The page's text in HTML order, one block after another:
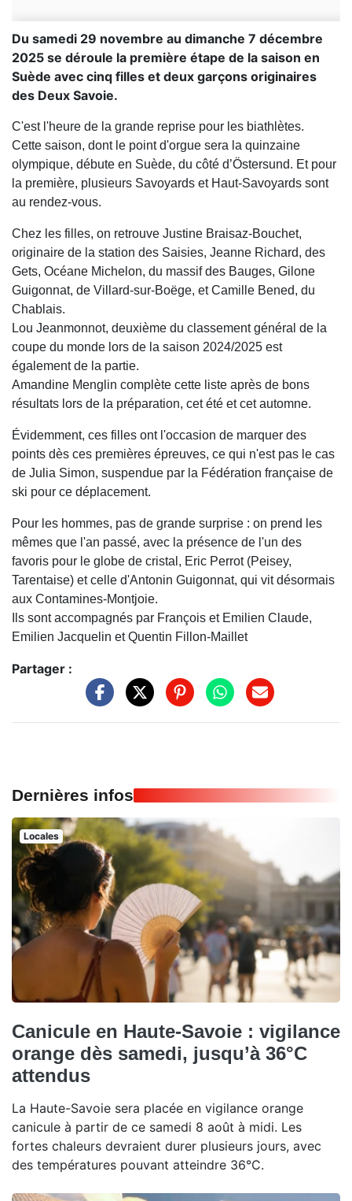
Du samedi 29 novembre au dimanche 7 décembre
2025 se déroule la première étape de la saison en
Suède avec cinq filles et deux garçons originaires
des Deux Savoie.
C'est l'heure de la grande reprise pour les biathlètes.
Cette saison, dont le point d'orgue sera la quinzaine
olympique, débute en Suède, du côté d’Östersund. Et pour
la première, plusieurs Savoyards et Haut-Savoyards sont
au rendez-vous.
Chez les filles, on retrouve Justine Braisaz-Bouchet,
originaire de la station des Saisies, Jeanne Richard, des
Gets, Océane Michelon, du massif des Bauges, Gilone
Guigonnat, de Villard-sur-Boëge, et Camille Bened, du
Chablais.
Lou Jeanmonnot, deuxième du classement général de la
coupe du monde lors de la saison 2024/2025 est
également de la partie.
Amandine Menglin complète cette liste après de bons
résultats lors de la préparation, cet été et cet automne.
Évidemment, ces filles ont l'occasion de marquer des
points dès ces premières épreuves, ce qui n'est pas le cas
de Julia Simon, suspendue par la Fédération française de
ski pour ce déplacement.
Pour les hommes, pas de grande surprise : on prend les
mêmes que l'an passé, avec la présence de l'un des
favoris pour le globe de cristal, Eric Perrot (Peisey,
Tarentaise) et celle d'Antonin Guigonnat, qui vit désormais
aux Contamines-Montjoie.
Ils sont accompagnés par François et Emilien Claude,
Emilien Jacquelin et Quentin Fillon-Maillet
Partager :
Dernières infos
Locales
Canicule en Haute-Savoie : vigilance
orange dès samedi, jusqu’à 36°C
attendus
La Haute-Savoie sera placée en vigilance orange
canicule à partir de ce samedi 8 août à midi. Les
fortes chaleurs devraient durer plusieurs jours, avec
des températures pouvant atteindre 36°C.